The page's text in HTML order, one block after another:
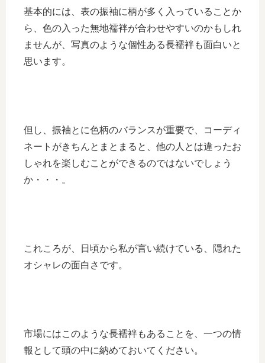
基本的には、表の振袖に柄が多く入っていることか
ら、色の入った無地襦袢が合わせやすいのかもしれ
ませんが、写真のような個性ある長襦袢も面白いと
思います。
但し、振袖とに色柄のバランスが重要で、コーディ
ネートがきちんとまとまると、他の人とは違ったお
しゃれを楽しむことができるのではないでしょう
か・・・。
これころが、日頃から私が言い続けている、隠れた
オシャレの面白さです。
市場にはこのような長襦袢もあることを、一つの情
報として頭の中に納めておいてください。